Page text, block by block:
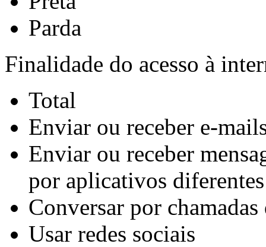
Parda
Finalidade do acesso à
Total
Enviar ou receber e-
Enviar ou receber
por aplicativos
Conversar por
Usar redes sociais